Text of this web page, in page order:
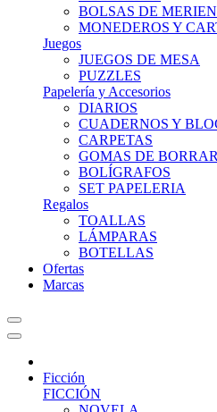
BOLSAS DE
MONEDEROS Y
Juegos
JUEGOS DE MESA
PUZZLES
Papelería y Accesorios
DIARIOS
CUADERNOS Y
CARPETAS
GOMAS DE BORRAR
BOLÍGRAFOS
SET PAPELERIA
Regalos
TOALLAS
LÁMPARAS
BOTELLAS
Ofertas
Marcas
Ficción
FICCIÓN